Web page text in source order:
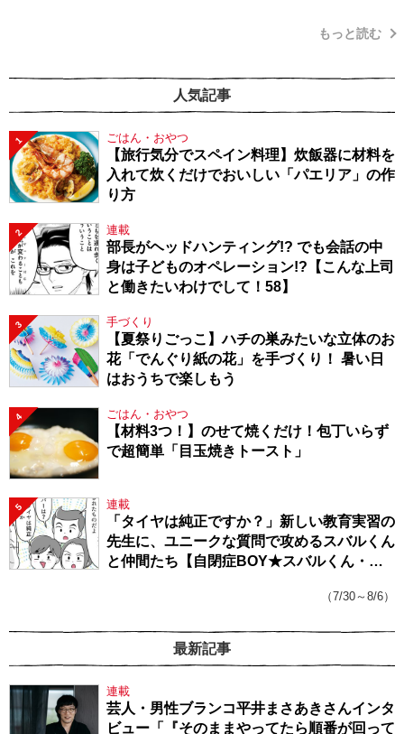
もっと読む
人気記事
1 ごはん・おやつ
【旅行気分でスペイン料理】炊飯器に材料を
入れて炊くだけでおいしい「パエリア」の作
り方
2 連載
部長がヘッドハンティング!? でも会話の中
身は子どものオペレーション!?【こんな上司
と働きたいわけでして！58】
3 手づくり
【夏祭りごっこ】ハチの巣みたいな立体のお
花「でんぐり紙の花」を手づくり！ 暑い日
はおうちで楽しもう
4 ごはん・おやつ
【材料3つ！】のせて焼くだけ！包丁いらず
で超簡単「目玉焼きトースト」
5 連載
「タイヤは純正ですか？」新しい教育実習の
先生に、ユニークな質問で攻めるスバルくん
と仲間たち【自閉症BOY★スバルくん・
（7/30～8/6）
最新記事
連載
芸人・男性ブランコ平井まさあきさんインタ
ビュー「『そのままやってたら順番が回って